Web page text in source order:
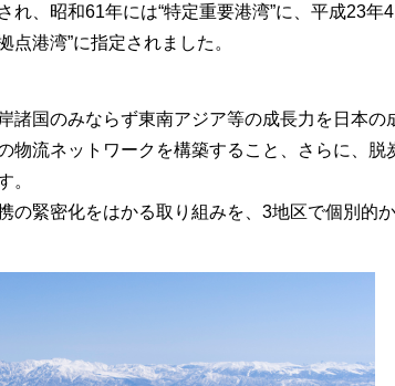
、昭和61年には“特定重要港湾”に、平成23年
港湾”に指定されました。
諸国のみならず東南アジア等の成長力を日本の
流ネットワークを構築すること、さらに、脱
。
の緊密化をはかる取り組みを、3地区で個別的